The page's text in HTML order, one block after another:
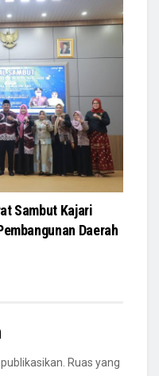
Sambut Kajari
Daerah
Ruas yang